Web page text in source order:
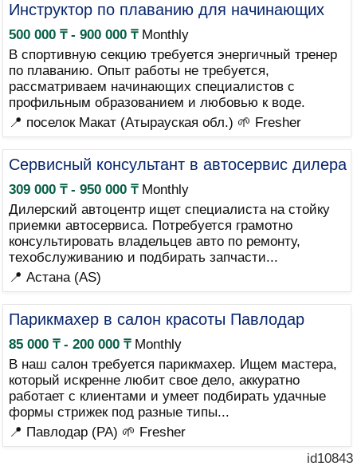
Инструктор по плаванию для начинающих
500 000 ₸ - 900 000 ₸Monthly
В спортивную секцию требуется энергичный тренер
по плаванию. Опыт работы не требуется,
рассматриваем начинающих специалистов с
профильным образованием и любовью к воде.
📍 поселок Макат (Атырауская обл.) 🌱 Fresher
Сервисный консультант в автосервис дилера
309 000 ₸ - 950 000 ₸Monthly
Дилерский автоцентр ищет специалиста на стойку
приемки автосервиса. Потребуется грамотно
консультировать владельцев авто по ремонту,
техобслуживанию и подбирать запчасти...
📍 Астана (AS)
Парикмахер в салон красоты Павлодар
85 000 ₸ - 200 000 ₸Monthly
В наш салон требуется парикмахер. Ищем мастера,
который искренне любит свое дело, аккуратно
работает с клиентами и умеет подбирать удачные
формы стрижек под разные типы...
📍 Павлодар (PA) 🌱 Fresher
id10843